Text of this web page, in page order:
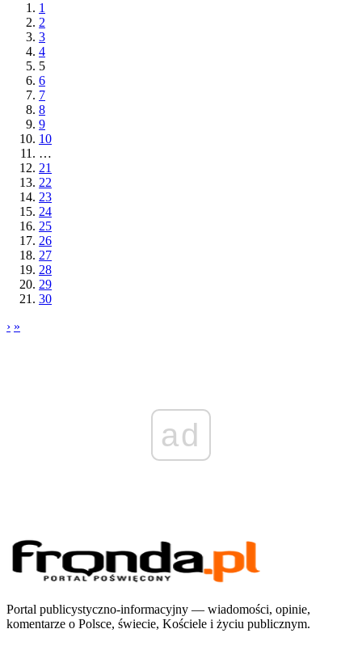
1
2
3
4
5
6
7
8
9
10
…
21
22
23
24
25
26
27
28
29
30
› »
ad
Portal publicystyczno-informacyjny — wiadomości, opinie,
komentarze o Polsce, świecie, Kościele i życiu publicznym.